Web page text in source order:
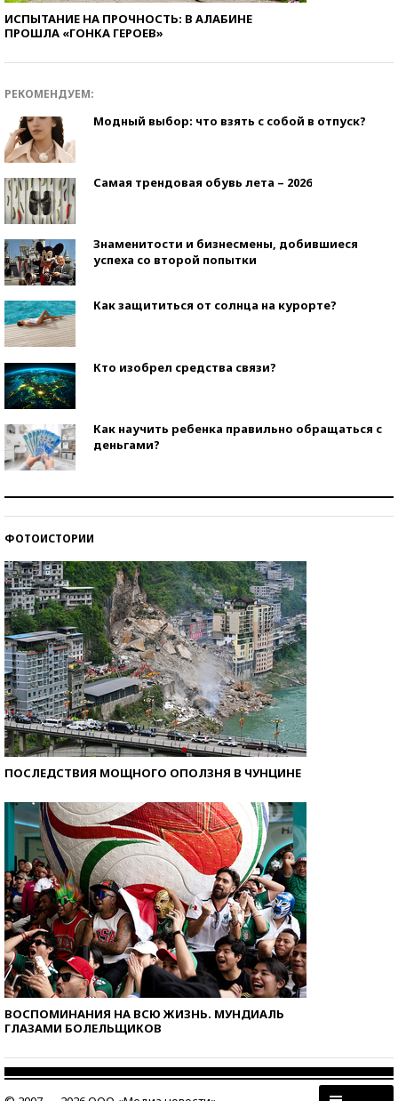
ИСПЫТАНИЕ НА ПРОЧНОСТЬ: В АЛАБИНЕ
ПРОШЛА «ГОНКА ГЕРОЕВ»
РЕКОМЕНДУЕМ:
Модный выбор: что взять с собой в отпуск?
Самая трендовая обувь лета – 2026
Знаменитости и бизнесмены, добившиеся
успеха со второй попытки
Как защититься от солнца на курорте?
Кто изобрел средства связи?
Как научить ребенка правильно обращаться с
деньгами?
ФОТОИСТОРИИ
ПОСЛЕДСТВИЯ МОЩНОГО ОПОЛЗНЯ В ЧУНЦИНЕ
ВОСПОМИНАНИЯ НА ВСЮ ЖИЗНЬ. МУНДИАЛЬ
ГЛАЗАМИ БОЛЕЛЬЩИКОВ